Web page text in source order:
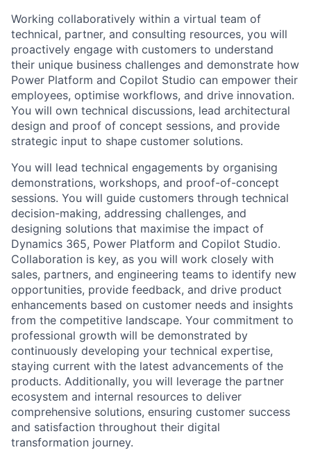
Working collaboratively within a virtual team of
technical, partner, and consulting resources, you will
proactively engage with customers to understand
their unique business challenges and demonstrate how
Power Platform and Copilot Studio can empower their
employees, optimise workflows, and drive innovation.
You will own technical discussions, lead architectural
design and proof of concept sessions, and provide
strategic input to shape customer solutions.
You will lead technical engagements by organising
demonstrations, workshops, and proof-of-concept
sessions. You will guide customers through technical
decision-making, addressing challenges, and
designing solutions that maximise the impact of
Dynamics 365, Power Platform and Copilot Studio.
Collaboration is key, as you will work closely with
sales, partners, and engineering teams to identify new
opportunities, provide feedback, and drive product
enhancements based on customer needs and insights
from the competitive landscape. Your commitment to
professional growth will be demonstrated by
continuously developing your technical expertise,
staying current with the latest advancements of the
products. Additionally, you will leverage the partner
ecosystem and internal resources to deliver
comprehensive solutions, ensuring customer success
and satisfaction throughout their digital
transformation journey.